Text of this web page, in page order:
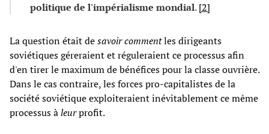
politique de l'impérialisme mondial.[2]
La question était desavoir commentles dirigeants
soviétiques géreraient et réguleraient ce processus afin
d'en tirer le maximum de bénéfices pour la classe ouvrière.
Dans le cas contraire, les forces pro-capitalistes de la
société soviétique exploiteraient inévitablement ce même
processus àleurprofit.